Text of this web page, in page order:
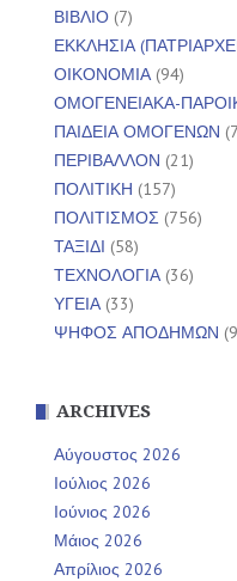
ΒΙΒΛΙΟ (7)
ΕΚΚΛΗΣΙΑ
ΟΙΚΟΝΟΜΙΑ(94)
ΟΜΟΓΕΝΕΙΑΚΑ-
ΠΑΙΔΕΙΑ ΟΜΟΓΕΝΩΝ
ΠΕΡΙΒΑΛΛΟΝ (21)
ΠΟΛΙΤΙΚΗ (157)
ΠΟΛΙΤΙΣΜΟΣ (756)
ΤΑΞΙΔΙ (58)
ΤΕΧΝΟΛΟΓΙΑ(36)
ΥΓΕΙΑ(33)
ΨΗΦΟΣ ΑΠΟΔΗΜΩΝ
ARCHIVES
Αύγουστος 2026
Ιούλιος 2026
Ιούνιος 2026
Μάιος 2026
Απρίλιος 2026